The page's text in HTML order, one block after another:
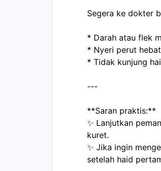
Segera ke dokter
* Darah atau flek
* Nyeri perut
* Tidak kunjung
---
**Saran praktis:**
✨ Lanjutkan
kuret.
✨ Jika ingin
setelah haid